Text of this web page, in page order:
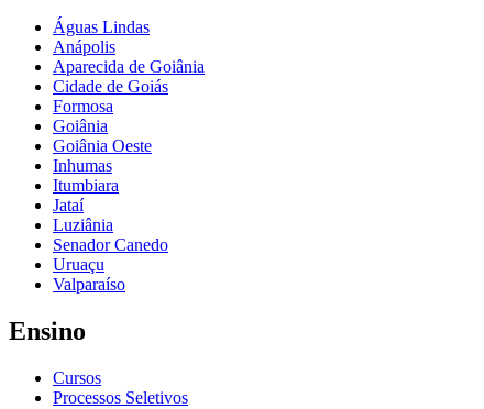
Águas Lindas
Anápolis
Aparecida de Goiânia
Cidade de Goiás
Formosa
Goiânia
Goiânia Oeste
Inhumas
Itumbiara
Jataí
Luziânia
Senador Canedo
Uruaçu
Valparaíso
Ensino
Cursos
Processos Seletivos